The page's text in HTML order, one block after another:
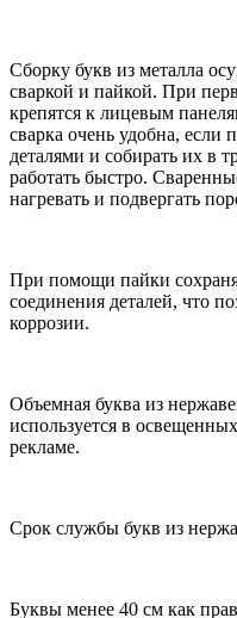
Сборку букв из металла
сваркой и пайкой. При
крепятся к лицевым
сварка очень удобна, если
деталями и собирать их в
работать быстро.
нагревать и подвергать
При помощи пайки
соединения деталей, что
коррозии.
Объемная буква из
используется в
рекламе.
Срок службы букв из
Буквы менее 40 см как